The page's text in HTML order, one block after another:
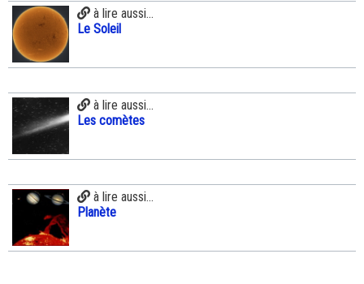
à lire aussi...
Le Soleil
à lire aussi...
Les comètes
à lire aussi...
Planète